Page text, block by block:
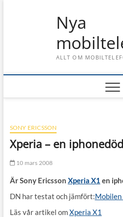
Nya
ALLT OM
SONY ERICSSON
Xperia – en
10 mars 2008
Är Sony Ericsson Xperia X1 en
DN har testat och jämfört:Mobilen
Läs vår artikel omXperia X1